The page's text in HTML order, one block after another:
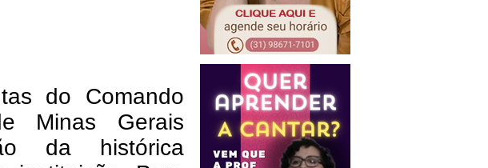
do Comando
Minas Gerais
da histórica